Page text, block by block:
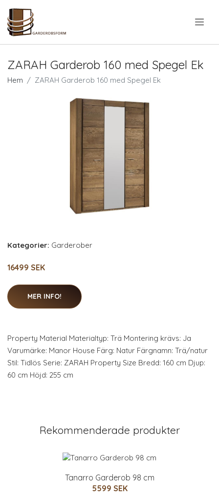
ZARAH Garderob 160 med Spegel Ek
Hem ZARAH Garderob 160 med Spegel Ek
Kategorier: Garderober
16499 SEK
MER INFO!
Property Material Materialtyp: Trä Montering krävs: Ja
Varumärke: Manor House Färg: Natur Färgnamn: Trä/natur
Stil: Tidlös Serie: ZARAH Property Size Bredd: 160 cm Djup:
60 cm Höjd: 255 cm
Rekommenderade produkter
Tanarro Garderob 98 cm
5599 SEK